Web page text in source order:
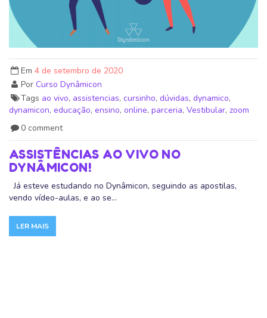
Em 4 de setembro de 2020
Por Curso Dynâmicon
Tags ao vivo, assistencias, cursinho, dúvidas, dynamico,
dynamicon, educação, ensino, online, parceria, Vestibular, zoom
0 comment
ASSISTÊNCIAS AO VIVO NO
DYNÂMICON!
Já esteve estudando no Dynâmicon, seguindo as apostilas,
vendo vídeo-aulas, e ao se...
LER MAIS